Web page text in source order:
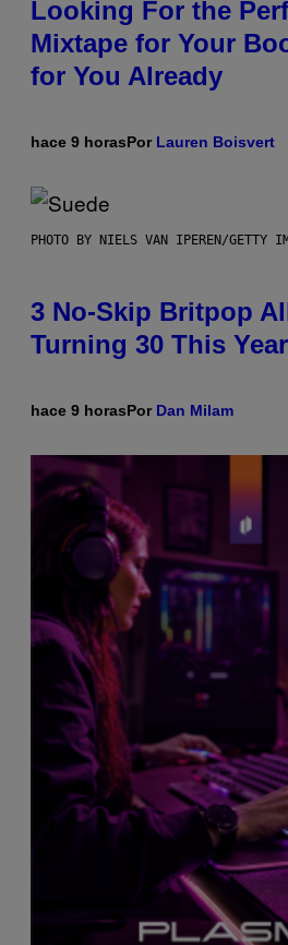
Looking For the
Mixtape for Your
for You Already
hace 9 horasPor Lauren Boisvert
PHOTO BY NIELS VAN IPEREN/GETTY
3 No-Skip Britpop
Turning 30 This Year
hace 9 horasPor Dan Milam